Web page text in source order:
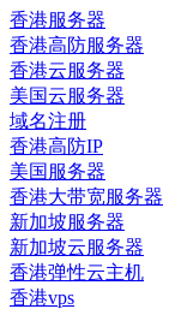
香港服务器
香港高防服务器
香港云服务器
美国云服务器
域名注册
香港高防IP
美国服务器
香港大带宽服务器
新加坡服务器
新加坡云服务器
香港弹性云主机
香港vps